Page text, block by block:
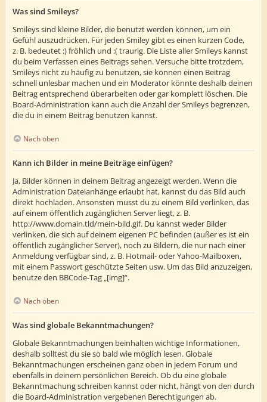
Was sind Smileys?
Smileys sind kleine Bilder, die benutzt werden können, um ein
Gefühl auszudrücken. Für jeden Smiley gibt es einen kurzen Code,
z. B. bedeutet :) fröhlich und :( traurig. Die Liste aller Smileys kannst
du beim Verfassen eines Beitrags sehen. Versuche bitte trotzdem,
Smileys nicht zu häufig zu benutzen, sie können einen Beitrag
schnell unlesbar machen und ein Moderator könnte deshalb deinen
Beitrag entsprechend überarbeiten oder gar komplett löschen. Die
Board-Administration kann auch die Anzahl der Smileys begrenzen,
die du in einem Beitrag benutzen kannst.
Nach oben
Kann ich Bilder in meine Beiträge einfügen?
Ja, Bilder können in deinem Beitrag angezeigt werden. Wenn die
Administration Dateianhänge erlaubt hat, kannst du das Bild auch
direkt hochladen. Ansonsten musst du zu einem Bild verlinken, das
auf einem öffentlich zugänglichen Server liegt, z. B.
http://www.domain.tld/mein-bild.gif. Du kannst weder Bilder
verlinken, die sich auf deinem eigenen PC befinden (außer es ist ein
öffentlich zugänglicher Server), noch zu Bildern, die nur nach einer
Anmeldung verfügbar sind, z. B. Hotmail- oder Yahoo-Mailboxen,
mit einem Passwort geschützte Seiten usw. Um das Bild anzuzeigen,
benutze den BBCode-Tag „[img]“.
Nach oben
Was sind globale Bekanntmachungen?
Globale Bekanntmachungen beinhalten wichtige Informationen,
deshalb solltest du sie so bald wie möglich lesen. Globale
Bekanntmachungen erscheinen ganz oben in jedem Forum und
ebenfalls in deinem persönlichen Bereich. Ob du eine globale
Bekanntmachung schreiben kannst oder nicht, hängt von den durch
die Board-Administration vergebenen Berechtigungen ab.